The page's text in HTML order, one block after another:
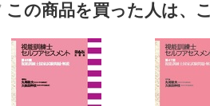
この商品を買った人は、